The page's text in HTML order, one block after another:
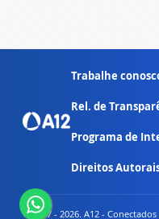
Trabalhe
Rel. de
Programa de
Direitos
© 2007 - 2026. A12 - Conectados